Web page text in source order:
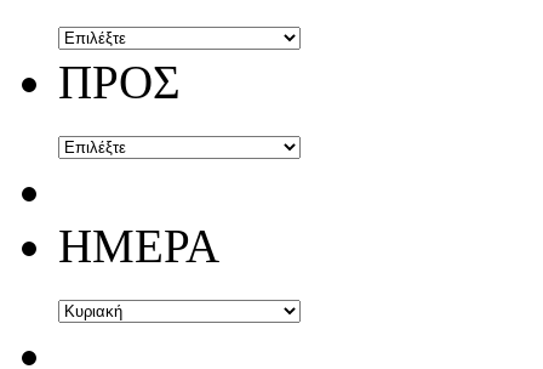
ΠΡΟΣ
ΗΜΕΡΑ